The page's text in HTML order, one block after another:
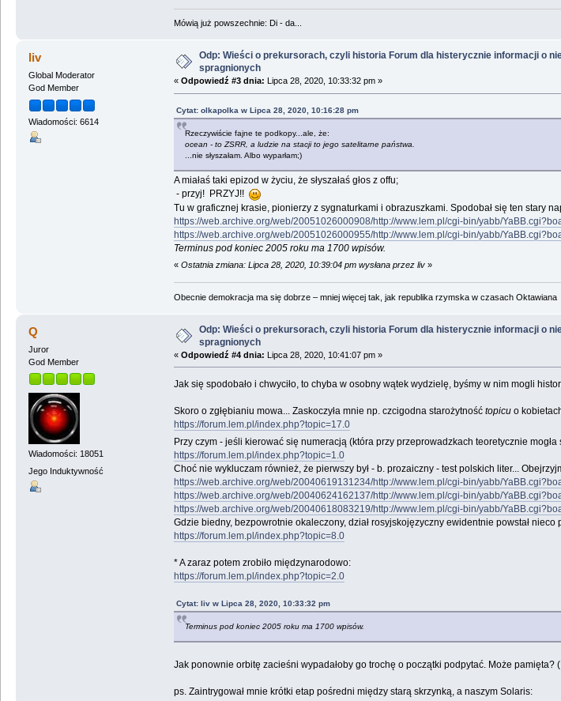
Mówią już powszechnie: Di - da...
liv
Global Moderator
God Member
Wiadomości: 6614
Odp: Wieści o prekursorach, czyli historia Forum dla histerycznie informacji o
spragnionych
« Odpowiedź #3 dnia: Lipca 28, 2020, 10:33:32 pm »
Cytat: olkapolka w Lipca 28, 2020, 10:16:28 pm
Rzeczywiście fajne te podkopy...ale, że:
ocean - to ZSRR, a ludzie na stacji to jego satelitarne państwa.
...nie słyszałam. Albo wyparłam;)
A miałaś taki epizod w życiu, że słyszałaś głos z offu;
- przyj! PRZYJ!!
Tu w graficznej krasie, pionierzy z sygnaturkami i obrazuszkami. Spodobał się ten stary
https://web.archive.org/web/20051026000908/http://www.lem.pl/cgi-bin/yabb/
https://web.archive.org/web/20051026000955/http://www.lem.pl/cgi-bin/yabb/
Terminus pod koniec 2005 roku ma 1700 wpisów.
« Ostatnia zmiana: Lipca 28, 2020, 10:39:04 pm wysłana przez liv»
Obecnie demokracja ma się dobrze – mniej więcej tak, jak republika rzymska w czasach Oktawiana
Q
Juror
God Member
Wiadomości: 18051
Jego Induktywność
Odp: Wieści o prekursorach, czyli historia Forum dla histerycznie informacji o
spragnionych
« Odpowiedź #4 dnia: Lipca 28, 2020, 10:41:07 pm »
Jak się spodobało i chwyciło, to chyba w osobny wątek wydzielę, byśmy w nim mogli
Skoro o zgłębianiu mowa... Zaskoczyła mnie np. czcigodna starożytność topicuo
https://forum.lem.pl/index.php?topic=17.0
Przy czym - jeśli kierować się numeracją (która przy przeprowadzkach teoretycznie
https://forum.lem.pl/index.php?topic=1.0
Choć nie wykluczam również, że pierwszy był - b. prozaiczny - test polskich liter...
https://web.archive.org/web/20040619131234/http://www.lem.pl/cgi-bin/yabb/
https://web.archive.org/web/20040624162137/http://www.lem.pl/cgi-bin/yabb/
https://web.archive.org/web/20040618083219/http://www.lem.pl/cgi-bin/yabb/
Gdzie biedny, bezpowrotnie okaleczony, dział rosyjskojęzyczny ewidentnie powstał
https://forum.lem.pl/index.php?topic=8.0
* A zaraz potem zrobiło międzynarodowo:
https://forum.lem.pl/index.php?topic=2.0
Cytat: liv w Lipca 28, 2020, 10:33:32 pm
Terminus pod koniec 2005 roku ma 1700 wpisów.
Jak ponownie orbitę zacieśni wypadałoby go trochę o początki podpytać. Może pamięta? (
ps. Zaintrygował mnie krótki etap pośredni między starą skrzynką, a naszym Solaris: